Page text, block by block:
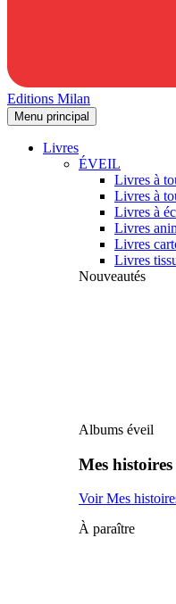
Editions Milan
Menu principal
Livres
ÉVEIL
Livres à
Livres à
Livres à
Livres
Livres
Livres
Nouveautés
Albums éveil
Mes
Voir Mes
À paraître